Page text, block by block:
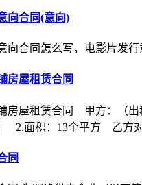
向合同(意向)
向合同怎么写，电影片发
房屋租赁合同
房屋租赁合同 甲方：（
2.面积：13个平方 乙方
同